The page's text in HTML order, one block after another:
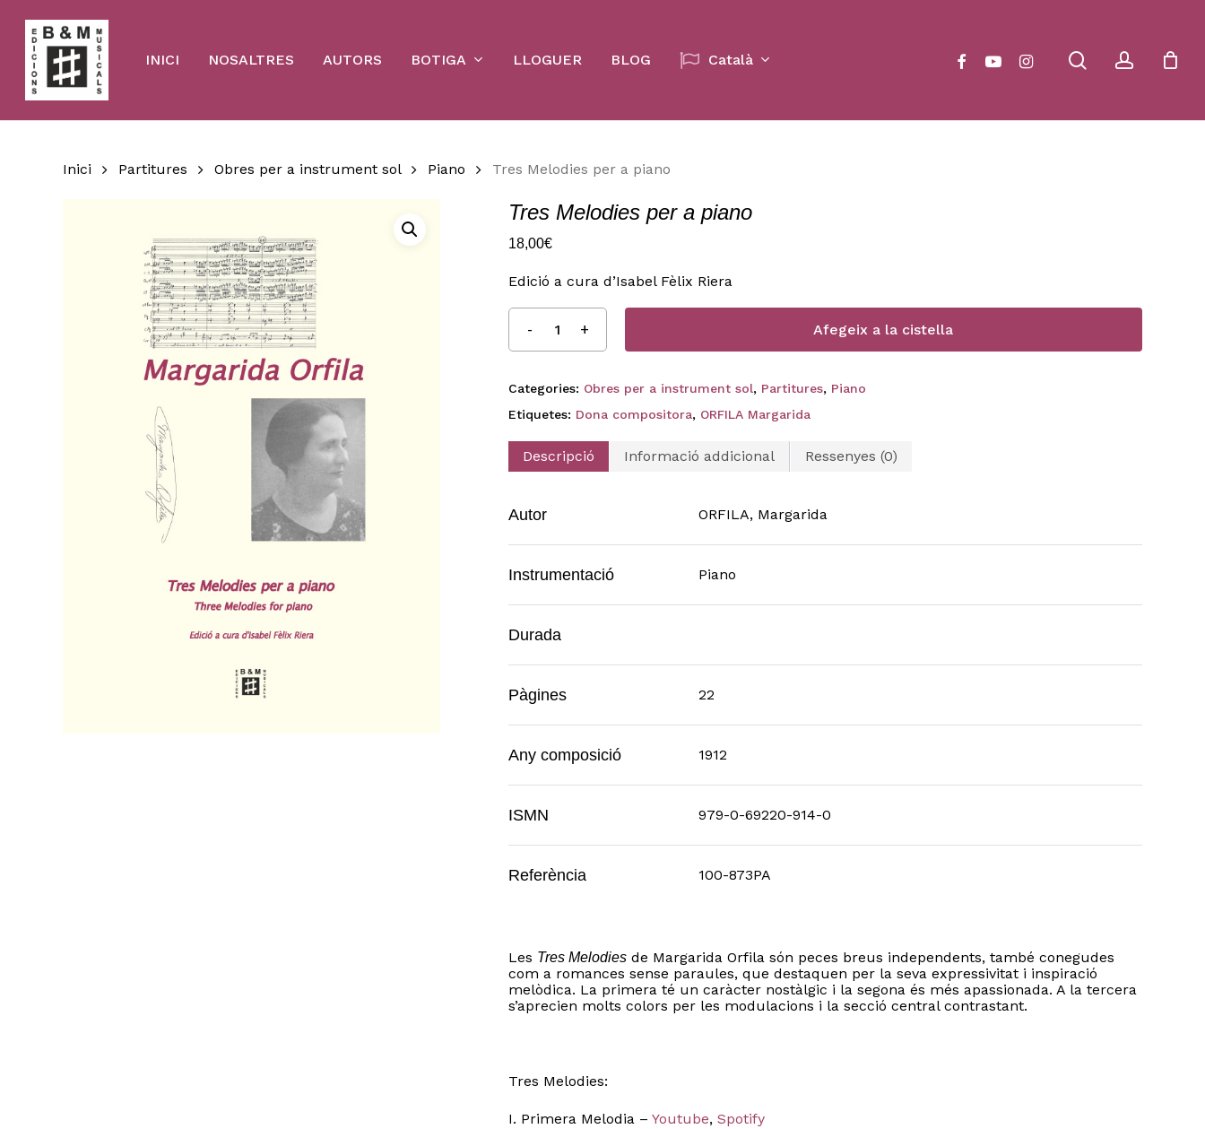
main
content
INICI NOSALTRES AUTORS BOTIGA LLOGUER BLOG Català searchaccount
facebookyoutubeinstagram Cart
Inici Partitures Obres per a instrument sol Piano Tres Melodies per a piano
Tres Melodies per a piano
18,00€
Edició a cura d’Isabel Fèlix Riera
Afegeix a la cistella
Categories: Obres per a instrument sol, Partitures, Piano
Etiquetes: Dona compositora, ORFILA Margarida
Descripció Informació addicional Ressenyes (0)
Autor ORFILA, Margarida
Instrumentació Piano
Durada
Pàgines 22
Any composició 1912
ISMN 979-0-69220-914-0
Referència 100-873PA
Les Tres Melodiesde Margarida Orfila són peces breus independents, també conegudes
com a romances sense paraules, que destaquen per la seva expressivitat i inspiració
melòdica. La primera té un caràcter nostàlgic i la segona és més apassionada. A la tercera
s’aprecien molts colors per les modulacions i la secció central contrastant.
Tres Melodies:
I. Primera Melodia – Youtube, Spotify